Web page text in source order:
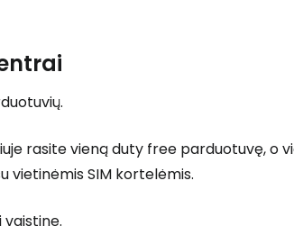
rasite vienąduty free parduotuvę, o
vietinėmis SIM kortelėmis.
Tęsti el. paštu